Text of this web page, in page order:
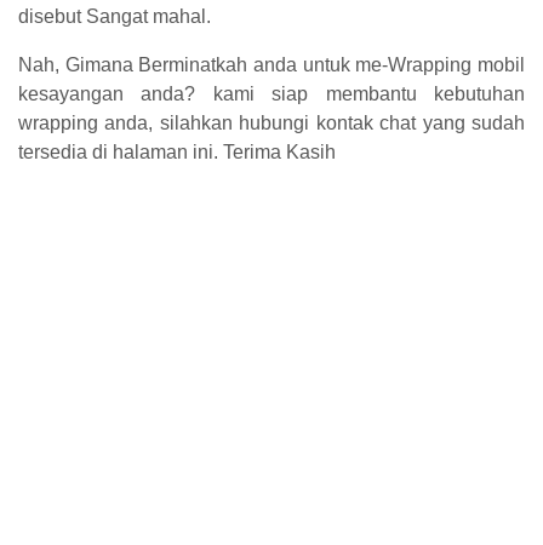
disebut Sаngаt mahal.
Nah, Gimana Berminatkah anda untuk me-Wrapping mobil
kesayangan anda? kami siap membantu kebutuhan
wrapping anda, silahkan hubungi kontak chat yang sudah
tersedia di halaman ini. Terima Kasih